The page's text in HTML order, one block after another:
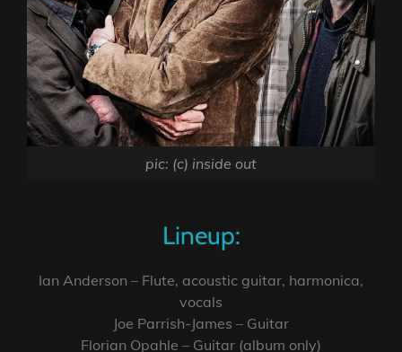
pic: (c) inside out
Lineup:
Ian Anderson – Flute, acoustic guitar, harmonica,
vocals
Joe Parrish-James – Guitar
Florian Opahle – Guitar (album only)